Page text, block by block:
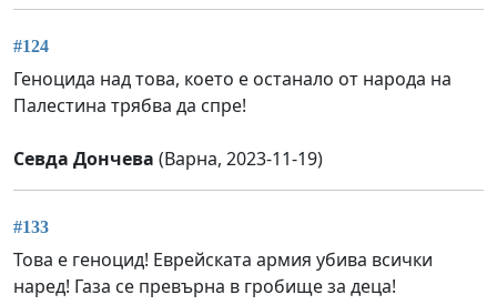
#124
Геноцида над това, което е останало от народа на
Палестина трябва да спре!
Севда Дончева (Варна, 2023-11-19)
#133
Това е геноцид! Еврейската армия убива всички
наред! Газа се превърна в гробище за деца!